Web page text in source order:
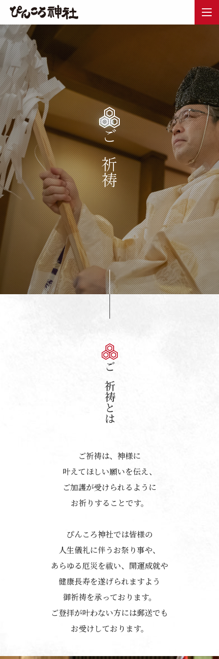
ご参拝 ご祈祷
ご祈祷とは
ご祈祷は、神様に
叶えてほしい願いを伝え、
ご加護が受けられるように
お祈りすることです。
ぴんころ神社では皆様の
人生儀礼に伴うお祭り事や、
あらゆる厄災を祓い、開運成就や
健康長寿を遂げられますよう
御祈祷を承っております。
ご登拝が叶わない方には郵送でも
お受けしております。